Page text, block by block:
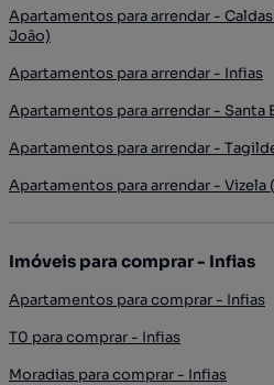
Apartamentos para arrendar -
João)
Apartamentos para arrendar - Infias
Apartamentos para arrendar - Santa
Apartamentos para arrendar -
Apartamentos para arrendar - Vizela
Imóveis para comprar - Infias
Apartamentos para comprar - Infias
T0 para comprar - Infias
Moradias para comprar - Infias